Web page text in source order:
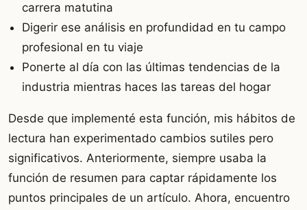
carrera matutina
Digerir ese análisis en profundidad en tu campo
profesional en tu viaje
Ponerte al día con las últimas tendencias de la
industria mientras haces las tareas del hogar
Desde que implementé esta función, mis hábitos de
lectura han experimentado cambios sutiles pero
significativos. Anteriormente, siempre usaba la
función de resumen para captar rápidamente los
puntos principales de un artículo. Ahora, encuentro